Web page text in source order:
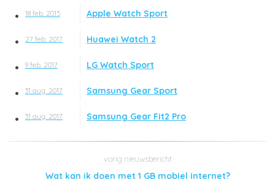
18 feb. 2015 Apple Watch Sport
27 feb. 2017 Huawei Watch 2
9 feb. 2017 LG Watch Sport
31 aug. 2017 Samsung Gear Sport
31 aug. 2017 Samsung Gear Fit2 Pro
Wat kan ik doen met 1 GB mobiel internet?